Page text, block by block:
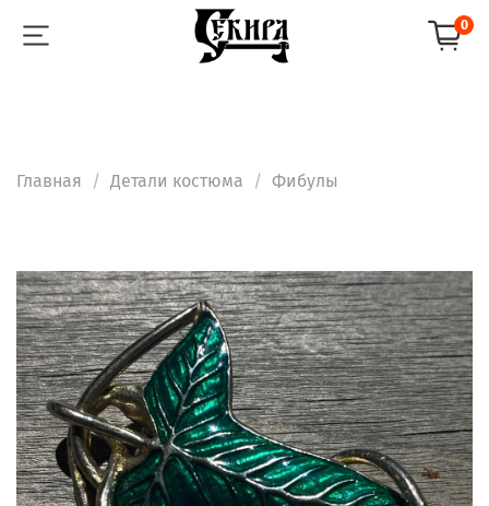
0
Главная Детали костюма Фибулы